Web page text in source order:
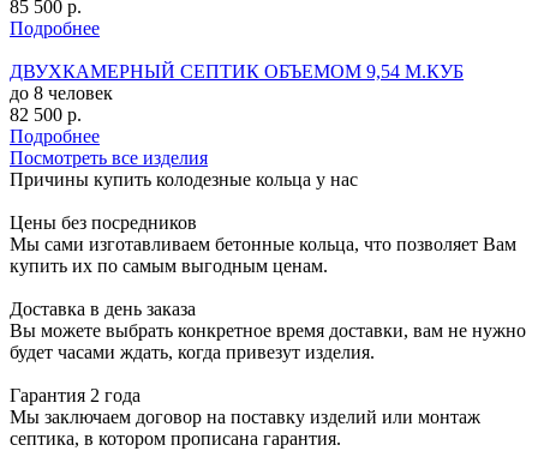
85 500 р.
Подробнее
ДВУХКАМЕРНЫЙ СЕПТИК ОБЪЕМОМ 9,54 М.КУБ
до 8 человек
82 500 р.
Подробнее
Посмотреть все изделия
Причины купить колодезные кольца у нас
Цены без посредников
Мы сами изготавливаем бетонные кольца, что позволяет Вам
купить их по самым выгодным ценам.
Доставка в день заказа
Вы можете выбрать конкретное время доставки, вам не нужно
будет часами ждать, когда привезут изделия.
Гарантия 2 года
Мы заключаем договор на поставку изделий или монтаж
септика, в котором прописана гарантия.